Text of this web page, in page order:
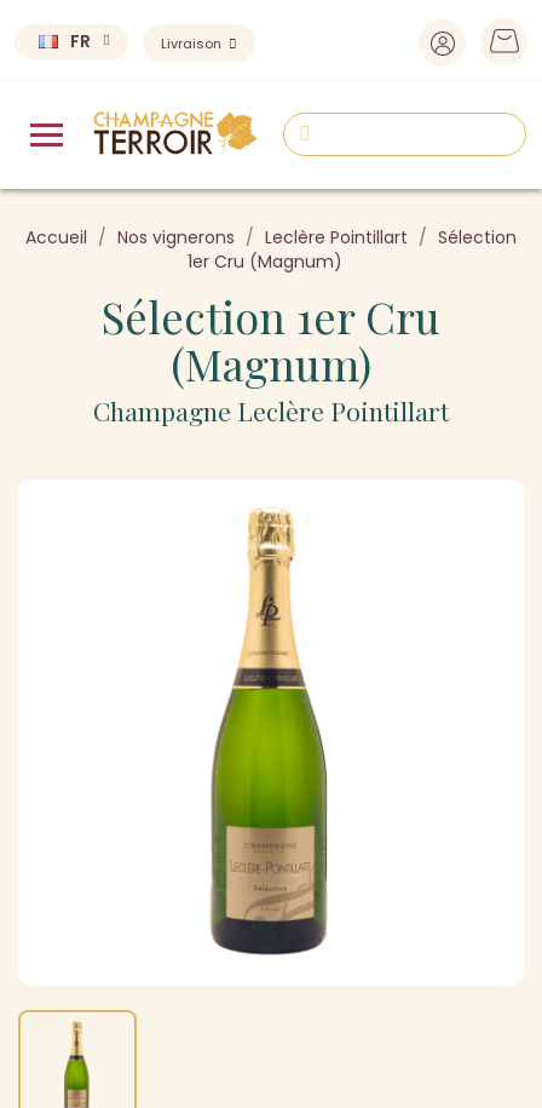
FR Livraison
Accueil Nos vignerons Leclère Pointillart
Sélection
1er Cru (Magnum)
Sélection 1er Cru
(Magnum)
Champagne Leclère Pointillart